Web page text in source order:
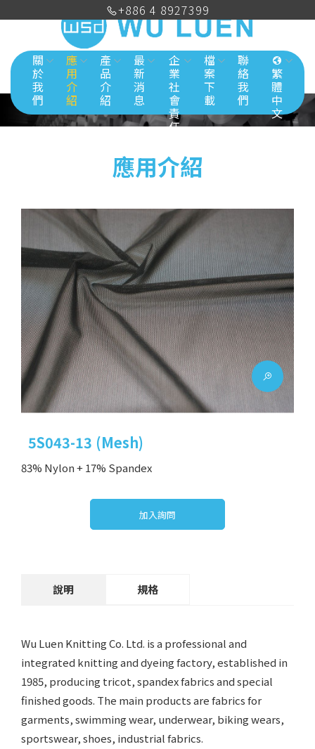
關
於
我
們
應
用
介
紹
產
品
介
紹
最
新
消
息
企
業
社
會
責
任
檔
案
下
載
聯
絡
我
們
繁
體
中
文
應用介紹
5S043-13 (Mesh)
83% Nylon + 17% Spandex
加入詢問
說明 規格
Wu Luen Knitting Co. Ltd. is a professional and
integrated knitting and dyeing factory, established in
1985, producing tricot, spandex fabrics and special
finished goods. The main products are fabrics for
garments, swimming wear, underwear, biking wears,
sportswear, shoes, industrial fabrics.
+886 4 8927399